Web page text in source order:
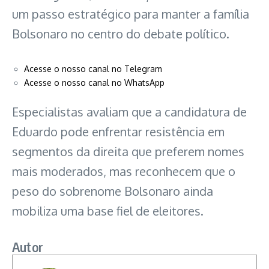
um passo estratégico para manter a família
Bolsonaro no centro do debate político.
Acesse o nosso canal no Telegram
Acesse o nosso canal no WhatsApp
Especialistas avaliam que a candidatura de
Eduardo pode enfrentar resistência em
segmentos da direita que preferem nomes
mais moderados, mas reconhecem que o
peso do sobrenome Bolsonaro ainda
mobiliza uma base fiel de eleitores.
Autor